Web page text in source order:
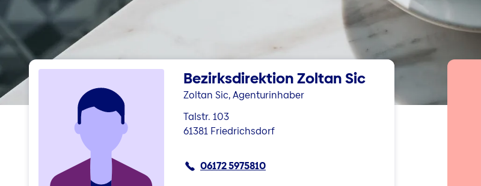
Bezirksdirektion Zoltan Sic
Zoltan Sic, Agenturinhaber
Talstr. 103
61381 Friedrichsdorf
06172 5975810